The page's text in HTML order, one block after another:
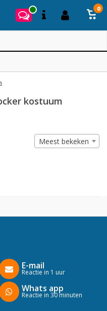
0
kostuum
Meest bekeken
E-mail
Reactie in 1 uur
Whats app
Reactie in 30 minuten